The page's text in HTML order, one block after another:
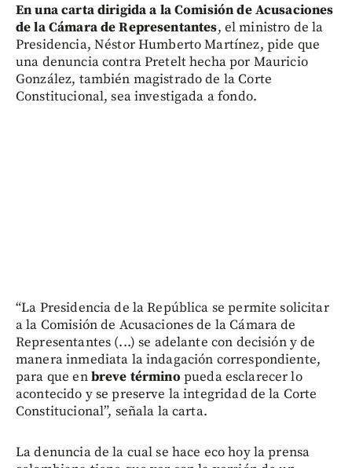
En una carta dirigida a la Comisión de Acusaciones
de la Cámara de Representantes, el ministro de la
Presidencia, Néstor Humberto Martínez, pide que
una denuncia contra Pretelt hecha por Mauricio
González, también magistrado de la Corte
Constitucional, sea investigada a fondo.
“La Presidencia de la República se permite solicitar
a la Comisión de Acusaciones de la Cámara de
Representantes (...) se adelante con decisión y de
manera inmediata la indagación correspondiente,
para que enbreve término pueda esclarecer lo
acontecido y se preserve la integridad de la Corte
Constitucional”, señala la carta.
La denuncia de la cual se hace eco hoy la prensa